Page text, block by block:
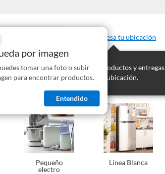
por imagen
tomar una foto o subir
para encontrar productos.
Entendido
Ingresa tu ubicación
Mostraremos los productos y entregas
disponibles para tu ubicación.
Pequeño
electro
Línea Blanca